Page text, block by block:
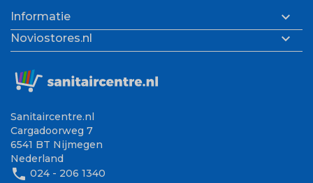
Informatie 
Noviostores.nl 
Sanitaircentre.nl
Cargadoorweg 7
6541 BT Nijmegen
Nederland
phone 024 - 206 1340